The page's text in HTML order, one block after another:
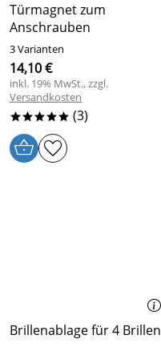
Türmagnet zum
Anschrauben
3 Varianten
14,10 €
inkl. 19% MwSt., zzgl.
Versandkosten
***** (3)
Brillenablage für 4 Brillen